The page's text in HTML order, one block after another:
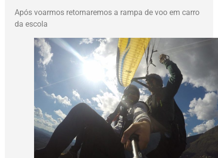
Após voarmos retornaremos a rampa de voo em carro
da escola